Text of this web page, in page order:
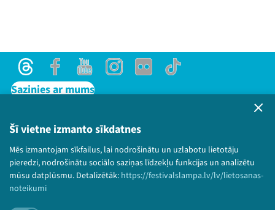
Šī vietne izmanto sīkdatnes
Mēs izmantojam sīkfailus, lai nodrošinātu un uzlabotu lietotāju
pieredzi, nodrošinātu sociālo saziņas līdzekļu funkcijas un analizētu
mūsu datplūsmu. Detalizētāk: https://festivalslampa.lv/lv/lietosanas-
noteikumi
ThreadsFacebookYoutubeInstagram
Flick TikTok
Sazinies ar mums
Lietošanas noteikumi un sīkdatņu politika
Bērnu aizsardzības politika
© 2026 Sarunu festivāls LAMPA Visas tiesības
paturētas.